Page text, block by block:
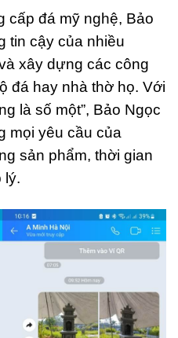
cấp đá mỹ nghệ, Bảo
tin cậy của nhiều
xây dựng các công
đá hay nhà thờ họ. Với
là số một”, Bảo Ngọc
mọi yêu cầu của
sản phẩm, thời gian
lý.